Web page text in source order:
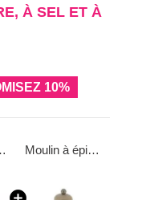
À SEL ET À
10%
JAVA Moulin à épices en bois naturel JAVA